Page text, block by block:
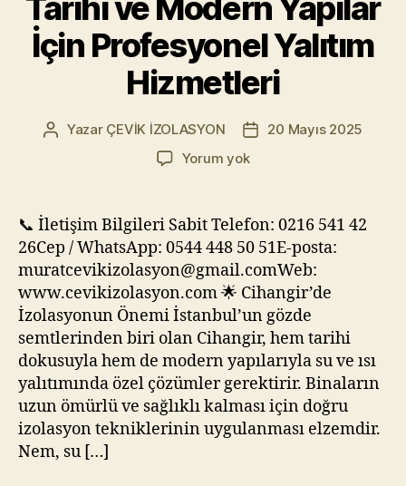
Tarihi ve Modern Yapılar
İçin Profesyonel Yalıtım
Hizmetleri
Yazının
Yazar ÇEVİK İZOLASYON
Yazı20 Mayıs 2025
Yorum yok🏙️
–
Tarihi
ve
Modern
Yapılar
İçin
Profesyonel
Yalıtım
Hizmetleri
📞 İletişim Bilgileri Sabit Telefon: 0216 541 42
26Cep / WhatsApp: 0544 448 50 51E-posta:
muratcevikizolasyon@gmail.comWeb:
www.cevikizolasyon.com 🌟 Cihangir’de
İzolasyonun Önemi İstanbul’un gözde
semtlerinden biri olan Cihangir, hem tarihi
dokusuyla hem de modern yapılarıyla su ve ısı
yalıtımında özel çözümler gerektirir. Binaların
uzun ömürlü ve sağlıklı kalması için doğru
izolasyon tekniklerinin uygulanması elzemdir.
Nem, su […]